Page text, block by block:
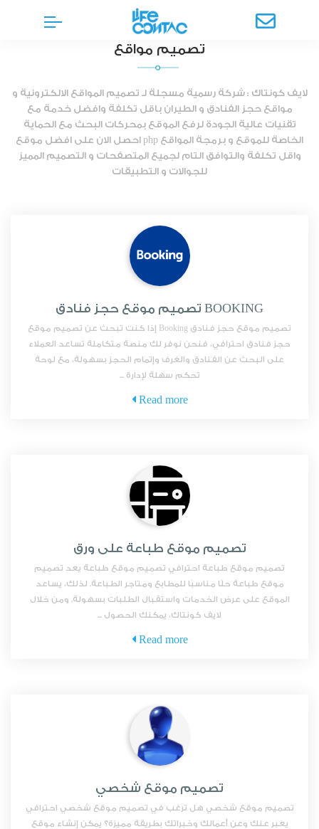
تصميم مواقع
لايف كونتاك : شركة رسمية مسجلة لـ تصميم المواقع الالكترونية و
مواقع حجز الفنادق و الطيران باقل تكلفة وافضل خدمة مع
تقنيات عالية الجودة لرفع الموقع بمحركات البحث مع الحماية
الخاصة للموقع و برمجة المواقع php احصل الان على افضل موقع
واقل تكلفة والتوافق التام لجميع المتصفحات و التصميم المميز
للجوالات و التطبيقات
تصميم موقع حجز فنادق BOOKING
تصميم موقع حجز فنادق Booking إذا كنت تبحث عن تصميم موقع
حجز فنادق احترافي، فنحن نوفر لك منصة متكاملة تساعد العملاء
على البحث عن الفنادق والغرف وإتمام الحجز بسهولة، مع لوحة
تحكم سهلة لإدارة ...
Read more
تصميم موقع طباعة على ورق
تصميم موقع طباعة احترافي تصميم موقع طباعة يعد تصميم
موقع طباعة حلًا مناسبًا للمطابع ومتاجر الطباعة. لذلك، يساعد
الموقع على عرض الخدمات واستقبال الطلبات بسهولة. ومن خلال
لايف كونتاك، يمكنك الحصول ...
Read more
تصميم موقع شخصي
تصميم موقع شخصي هل ترغب في تصميم موقع شخصي احترافي
يعبر عنك وعن أعمالك وخبراتك بطريقة مميزة؟ يمكن إنشاء موقع